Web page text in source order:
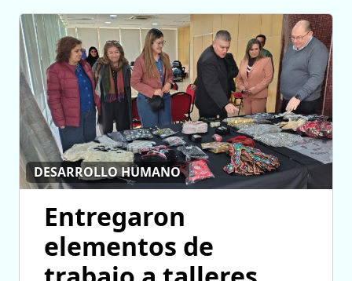
DESARROLLO HUMANO
Entregaron
elementos de